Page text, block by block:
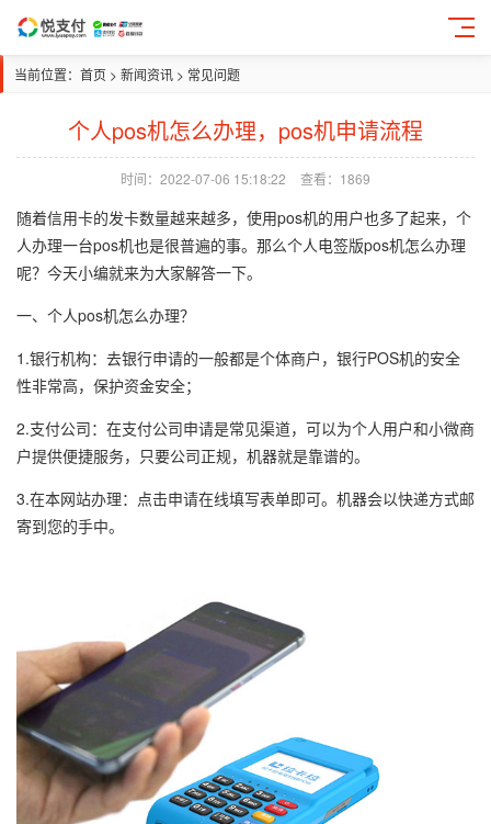
当前位置： 首页 > 新闻资讯 > 常见问题
个人pos机怎么办理，pos机申请流程
时间：2022-07-06 15:18:22 查看： 1869
随着信用卡的发卡数量越来越多，使用pos机的用户也多了起来，个
人办理一台pos机也是很普遍的事。那么个人电签版pos机怎么办理
呢？今天小编就来为大家解答一下。
一、个人pos机怎么办理？
1.银行机构：去银行申请的一般都是个体商户，银行POS机的安全
性非常高，保护资金安全；
2.支付公司：在支付公司申请是常见渠道，可以为个人用户和小微商
户提供便捷服务，只要公司正规，机器就是靠谱的。
3.在本网站办理：点击申请在线填写表单即可。机器会以快递方式邮
寄到您的手中。